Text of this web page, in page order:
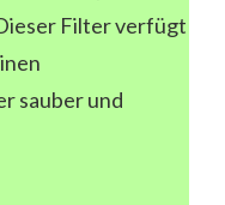
Filter verfügt
sauber und